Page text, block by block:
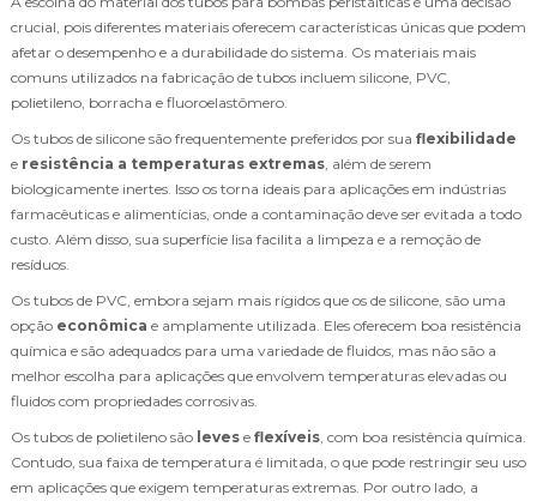
crucial, pois diferentes materiais oferecem características únicas que podem
afetar o desempenho e a durabilidade do sistema. Os materiais mais
comuns utilizados na fabricação de tubos incluem silicone, PVC,
polietileno, borracha e fluoroelastômero.
Os tubos de silicone são frequentemente preferidos por sua flexibilidade
e resistência a temperaturas extremas, além de serem
biologicamente inertes. Isso os torna ideais para aplicações em indústrias
farmacêuticas e alimentícias, onde a contaminação deve ser evitada a todo
custo. Além disso, sua superfície lisa facilita a limpeza e a remoção de
resíduos.
Os tubos de PVC, embora sejam mais rígidos que os de silicone, são uma
opção econômica e amplamente utilizada. Eles oferecem boa resistência
química e são adequados para uma variedade de fluidos, mas não são a
melhor escolha para aplicações que envolvem temperaturas elevadas ou
fluidos com propriedades corrosivas.
Os tubos de polietileno são leves e flexíveis, com boa resistência química.
Contudo, sua faixa de temperatura é limitada, o que pode restringir seu uso
em aplicações que exigem temperaturas extremas. Por outro lado, a